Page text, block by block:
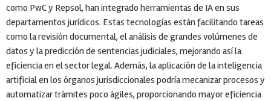
como PwC y Repsol, han integrado herramientas de IA en sus
departamentos jurídicos. Estas tecnologías están facilitando tareas
como la revisión documental, el análisis de grandes volúmenes de
datos y la predicción de sentencias judiciales, mejorando así la
eficiencia en el sector legal. Además, la aplicación de la inteligencia
artificial en los órganos jurisdiccionales podría mecanizar procesos y
automatizar trámites poco ágiles, proporcionando mayor eficiencia